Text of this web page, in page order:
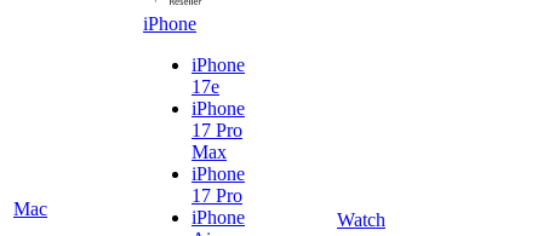
Mac
iPhone
iPhone
17e
iPhone
17 Pro
Max
iPhone
17 Pro
iPhone
Watch